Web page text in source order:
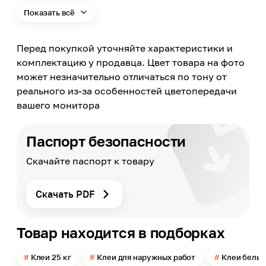
Страна производства
Россия
Эксплуатационные свойства
Влагостойкость
Форма выпуска
Совместимость с теплым полом
Да
Поверхность применения
Класс клея по ГОСТ 56387
F100
Внутри помещений, Снаружи помещений
Показать всё
Перед покупкой уточняйте характеристики и
комплектацию у продавца. Цвет товара на фото
может незначительно отличаться по тону от
реального из-за особенностей цветопередачи
вашего монитора
Паспорт безопасности
Скачайте паспорт к товару
Скачать PDF
Товар находится в подборках
Клеи 25 кг Клеи для наружных работ Клеи белые